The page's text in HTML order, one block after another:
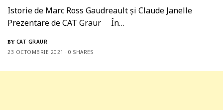
Istorie de Marc Ross Gaudreault și Claude Janelle
Prezentare de CAT Graur În…
BY CAT GRAUR
23 OCTOMBRIE 2021
0 SHARES